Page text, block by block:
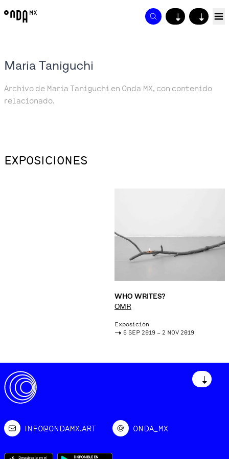
↓ ↓
Maria Taniguchi
Archivo de Maria Taniguchi en Onda MX, con contenido
relacionado.
EXPOSICIONES
WHO WRITES?
OMR
Exposición
-> 6 SEP 2019 – 2 NOV 2019
↓
INFO@ONDAMX.ART ONDA_MX